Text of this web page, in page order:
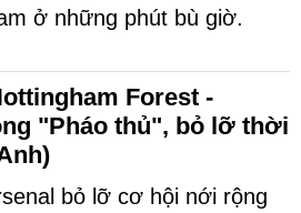
ở những phút bù giờ.
Forest -
"Pháo thủ", bỏ lỡ thời
bỏ lỡ cơ hội nới rộng